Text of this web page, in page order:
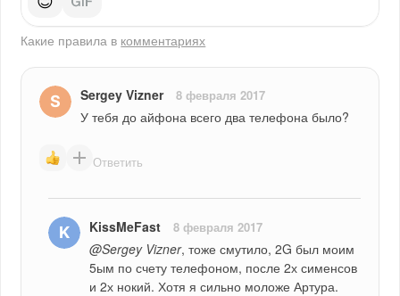
Какие правила в комментариях
Sergey Vizner 8 февраля 2017
У тебя до айфона всего два телефона было?
Ответить
KissMeFast 8 февраля 2017
@Sergey Vizner, тоже смутило, 2G был моим
5ым по счету телефоном, после 2х сименсов
и 2х нокий. Хотя я сильно моложе Артура.